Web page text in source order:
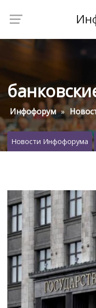
Инфофорум
Новости Инфофорума